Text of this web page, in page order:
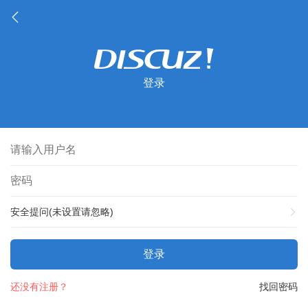
登录
安全提问(未设置请忽略)
登录
找回密码
还没有注册？